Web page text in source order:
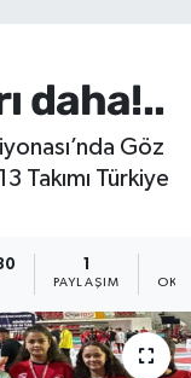
daha!..
Göz
Takımı Türkiye
PAYLAŞIM